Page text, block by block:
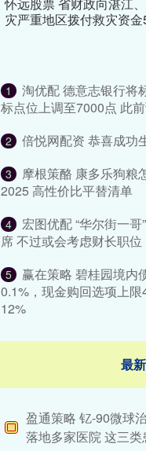
灾严重地区拨付救灾资
1
淘优配 德意志银行将
标点位上调至7000点 此
2 倍悦网配资 恭喜成功
3
摩根策酪 康多乐狗粮
2025 高性价比平替清单
4
宏图优配 “华尔街一
席 不过或会考虑财长职位
5
赢在策略 碧桂园境内
0.1%，现金购回选项上
12%
最
盈通策略 钇-90微球
落地多家医院 这三